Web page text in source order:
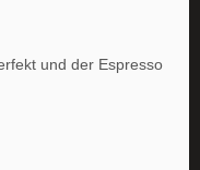
und der Espresso